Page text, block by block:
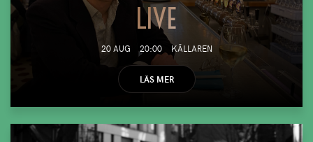
LIVE
20 AUG 20:00 KÄLLAREN
LÄS MER